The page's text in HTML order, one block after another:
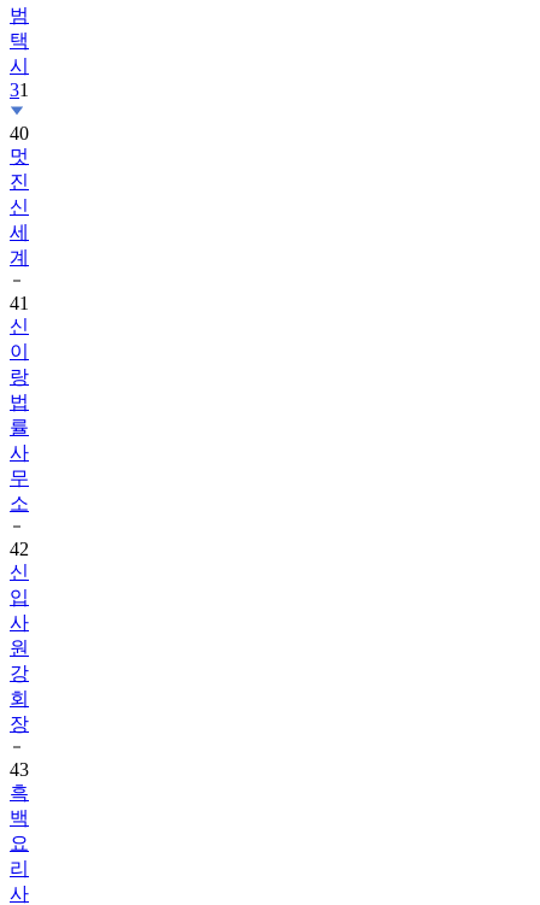
범
택
시
31
40
멋
진
신
세
계
41
신
이
랑
법
률
사
무
소
42
신
입
사
원
강
회
장
43
흑
백
요
리
사